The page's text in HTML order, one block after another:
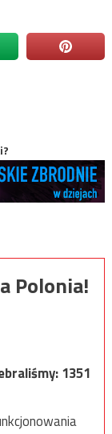
Polonia!
1351